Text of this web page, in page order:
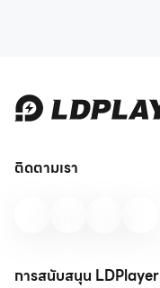
ติดตามเรา
การสนับสนุน LDPlayer